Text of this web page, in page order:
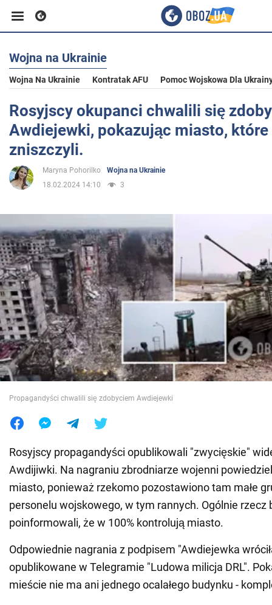
Biznes
Sport
Rozrywka
Życie
Społeczeństwo
Wojna na Ukrainie
Świat
Jedzenie
Wojna na Ukrainie
Wojna Na Ukrainie Kontratak AFU Pomoc Wojskowa Dla
Rosyjscy okupanci chwalili się
Awdiejewki, pokazując miasto, które
zniszczyli.
Maryna Pohorilko
Wojna na Ukrainie
18.02.2024 14:10
3
Propagandyści chwalili się zdobyciem Awdiejewki
Rosyjscy propagandyści opublikowali "zwycięskie"
Awdijiwki. Na nagraniu zbrodniarze wojenni
miasto, ponieważ rzekomo pozostawiono tam małe
personelu wojskowego, w tym rannych. Ogólnie rzecz
poinformowali, że w 100% kontrolują miasto.
Odpowiednie nagrania z podpisem "Awdiejewka
opublikowane w Telegramie "Ludowa milicja DRL".
mieście nie ma ani jednego ocalałego budynku -